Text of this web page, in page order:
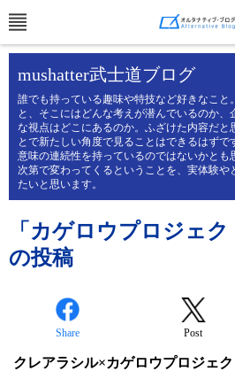
mushatter武士道ブログ
誰でも持っている趣味や特技など好きなこと
と、そこにはどんな考えが潜んでいるのか、
な視点はどこにあるのか。ふざけた内容だと
とで新たしい角度で見ることはできるはず
意味の連続性を持っているのではないかとも
次第で変わってくるということを、実体験や
たいと思います。
「カゲロウプロジェ
の投稿
Share Post
クレアラシル×カゲロウプロジェ